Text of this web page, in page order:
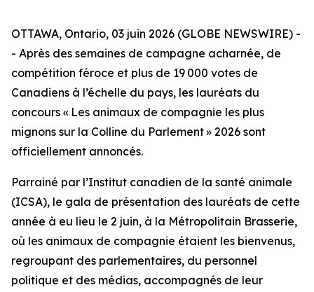
OTTAWA, Ontario, 03 juin 2026 (GLOBE NEWSWIRE) -
- Après des semaines de campagne acharnée, de
compétition féroce et plus de 19 000 votes de
Canadiens à l’échelle du pays, les lauréats du
concours « Les animaux de compagnie les plus
mignons sur la Colline du Parlement » 2026 sont
officiellement annoncés.
Parrainé par l’Institut canadien de la santé animale
(ICSA), le gala de présentation des lauréats de cette
année à eu lieu le 2 juin, à la Métropolitain Brasserie,
où les animaux de compagnie étaient les bienvenus,
regroupant des parlementaires, du personnel
politique et des médias, accompagnés de leur